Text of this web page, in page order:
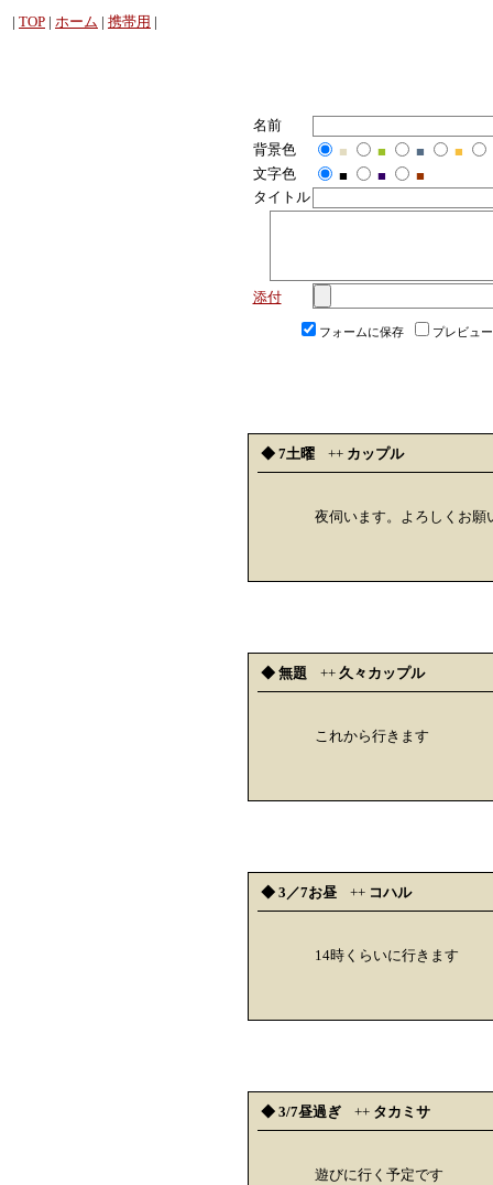
| TOP | ホーム | 携帯用 |
名前
背景色
■ ■ ■ ■
文字色
■ ■
■
タイトル
添付
フォームに保存 プレビュー
◆ 7土曜 ++ カップル
夜伺います。よろしくお願
◆ 無題 ++ 久々カップル
これから行きます
◆ 3／7お昼 ++ コハル
14時くらいに行きます
◆ 3/7昼過ぎ ++ タカミサ
遊びに行く予定です